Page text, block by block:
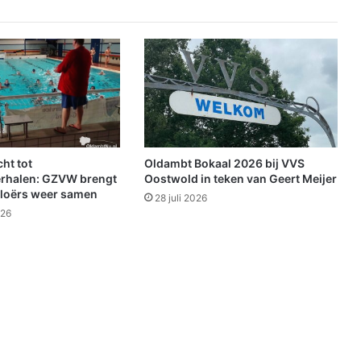
p
z
o
e
k
n
a
a
e
i
tot
GZVW brengt
weer samen
Oldambt Bokaal 2026 bij VVS
Oostwold in teken van Geert Meijer
28 juli 2026